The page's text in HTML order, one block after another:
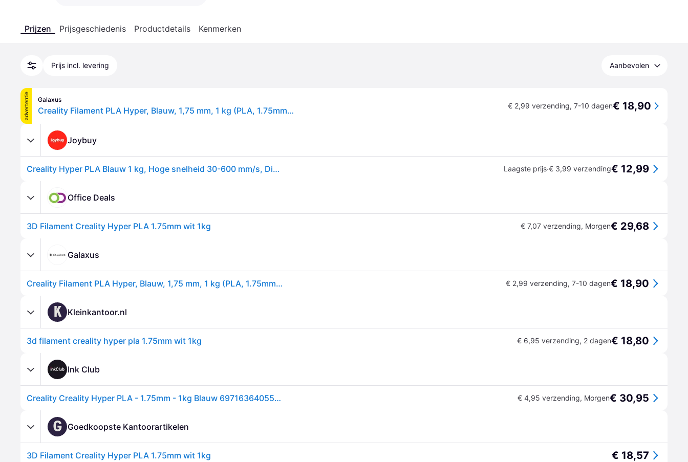
Prijzen Prijsgeschiedenis Productdetails Kenmerken
Prijs incl. levering Aanbevolen
advertentie Galaxus
Creality Filament PLA Hyper, Blauw, 1,75 mm, 1 kg (PLA, 1.75mm, 1000g), 3D print filamenten, Blauw € 2,99 verzending, 7-10 dagen€ 18,90
Joybuy
Creality Hyper PLA Blauw 1 kg, Hoge snelheid 30-600 mm/s, Dimensienauwkeurigheid +/-0,02 mm, Compatibel met de meeste FDM 3D-printers, 1 kg (2,2 lbs) spoel Laagste prijs·€ 3,99 verzending€ 12,99
Office Deals
3D Filament Creality Hyper PLA 1.75mm wit 1kg € 7,07 verzending, Morgen€ 29,68
Galaxus
Creality Filament PLA Hyper, Blauw, 1,75 mm, 1 kg (PLA, 1.75mm, 1000g), 3D print filamenten, Blauw € 2,99 verzending, 7-10 dagen€ 18,90
K Kleinkantoor.nl
3d filament creality hyper pla 1.75mm wit 1kg € 6,95 verzending, 2 dagen€ 18,80
Ink Club
Creality Creality Hyper PLA - 1.75mm - 1kg Blauw 6971636405573 Replace: N/A € 4,95 verzending, Morgen€ 30,95
G Goedkoopste Kantoorartikelen
3D Filament Creality Hyper PLA 1.75mm wit 1kg € 18,57